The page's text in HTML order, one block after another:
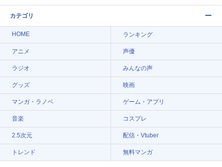
カテゴリ
HOME ランキング
アニメ 声優
ラジオ みんなの声
グッズ 映画
マンガ・ラノベ ゲーム・アプリ
音楽 コスプレ
2.5次元 配信・Vtuber
トレンド 無料マンガ